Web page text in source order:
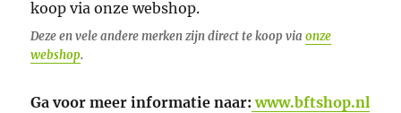
Deze en vele andere merken zijn direct te koop viaonze
webshop.
Ga voor meer informatie naar: www.bftshop.nl